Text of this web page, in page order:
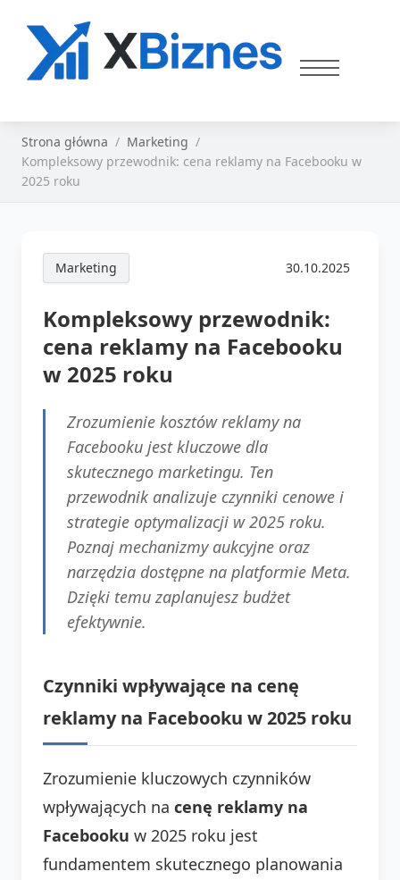
Strona główna
Marketing
Kompleksowy przewodnik: cena reklamy na Facebooku w
2025 roku
Marketing 30.10.2025
Kompleksowy przewodnik:
cena reklamy na Facebooku
w 2025 roku
Zrozumienie kosztów reklamy na
Facebooku jest kluczowe dla
skutecznego marketingu. Ten
przewodnik analizuje czynniki cenowe i
strategie optymalizacji w 2025 roku.
Poznaj mechanizmy aukcyjne oraz
narzędzia dostępne na platformie Meta.
Dzięki temu zaplanujesz budżet
efektywnie.
Czynniki wpływające na cenę
reklamy na Facebooku w 2025 roku
Zrozumienie kluczowych czynników
wpływających na cenę reklamy na
Facebooku w 2025 roku jest
fundamentem skutecznego planowania